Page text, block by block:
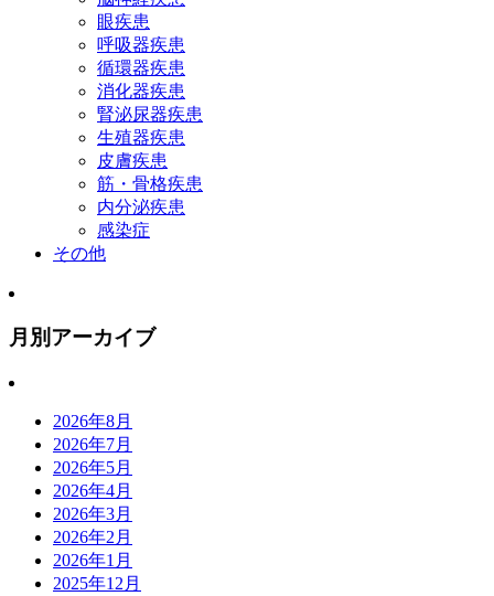
眼疾患
呼吸器疾患
循環器疾患
消化器疾患
腎泌尿器疾患
生殖器疾患
皮膚疾患
筋・骨格疾患
内分泌疾患
感染症
その他
月別アーカイブ
2026年8月
2026年7月
2026年5月
2026年4月
2026年3月
2026年2月
2026年1月
2025年12月